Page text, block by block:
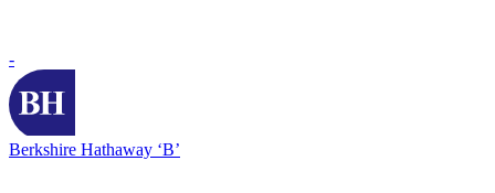
-
Berkshire Hathaway ‘B’